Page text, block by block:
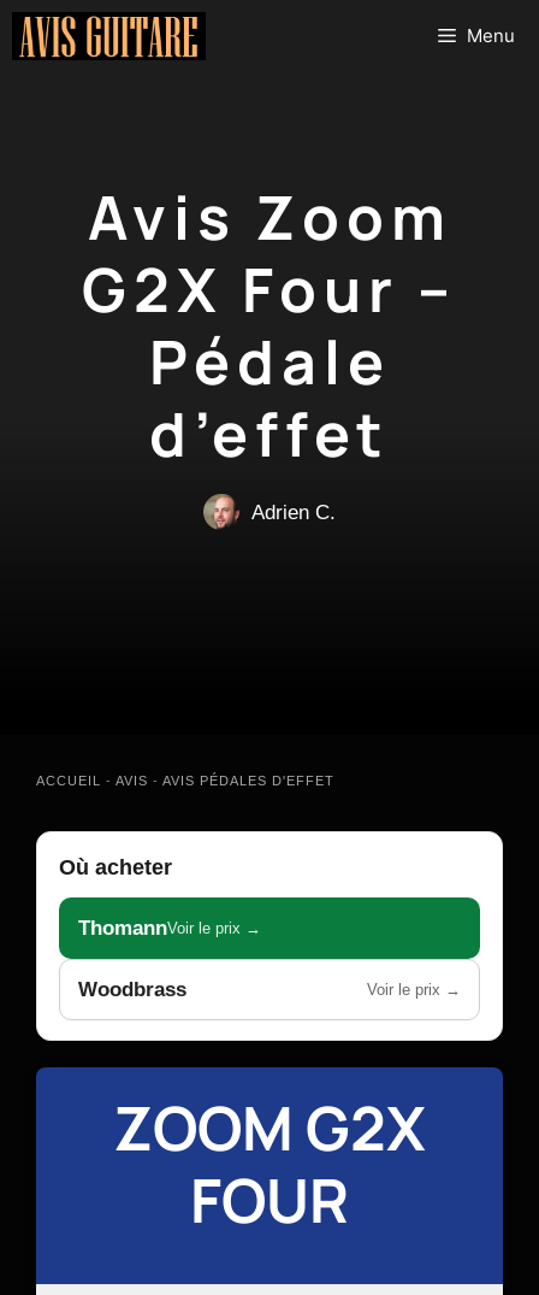
Aller
Menu
Avis Zoom
G2X Four –
Pédale
d’effet
Adrien C.
ACCUEIL - AVIS - AVIS PÉDALES D'EFFET
Où acheter
ThomannVoir le prix →
Woodbrass Voir le prix →
ZOOM G2X
FOUR